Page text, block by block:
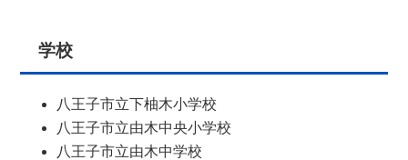
学校
八王子市立下柚木小学校
八王子市立由木中央小学校
八王子市立由木中学校